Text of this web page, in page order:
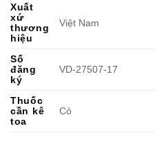
Xuất
xứ
thương
hiệu
Việt Nam
Số
đăng
ký
VD-27507-17
Thuốc
cần kê
toa
Có